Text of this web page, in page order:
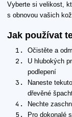
Vyberte si velikost,
s obnovou vašich
Jak používat
Očistěte a
U hlubokých
podlepení
Naneste
dřevěné
Nechte
Pro dokonalé